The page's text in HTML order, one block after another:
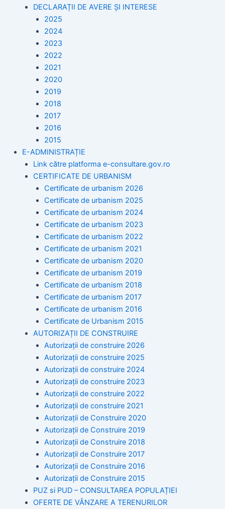
DECLARAȚII DE AVERE ȘI INTERESE
2025
2024
2023
2022
2021
2020
2019
2018
2017
2016
2015
E-ADMINISTRAȚIE
Link către platforma e-consultare.gov.ro
CERTIFICATE DE URBANISM
Certificate de urbanism 2026
Certificate de urbanism 2025
Certificate de urbanism 2024
Certificate de urbanism 2023
Certificate de urbanism 2022
Certificate de urbanism 2021
Certificate de urbanism 2020
Certificate de urbanism 2019
Certificate de urbanism 2018
Certificate de urbanism 2017
Certificate de urbanism 2016
Certificate de Urbanism 2015
AUTORIZAȚII DE CONSTRUIRE
Autorizații de construire 2026
Autorizații de construire 2025
Autorizații de construire 2024
Autorizații de construire 2023
Autorizații de construire 2022
Autorizații de construire 2021
Autorizații de Construire 2020
Autorizații de Construire 2019
Autorizaţii de Construire 2018
Autorizaţii de Construire 2017
Autorizaţii de Construire 2016
Autorizaţii de Construire 2015
PUZ si PUD – CONSULTAREA POPULAȚIEI
OFERTE DE VÂNZARE A TERENURILOR